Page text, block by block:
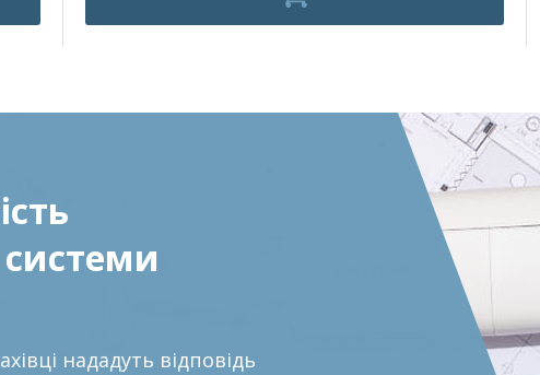
нададуть відповідь